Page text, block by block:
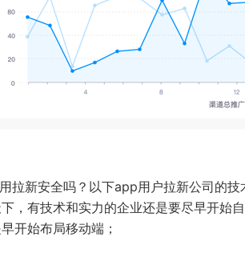
拉新安全吗？以下app用户拉新公司的
，有技术和实力的企业还是要尽早开始
开始布局移动端；